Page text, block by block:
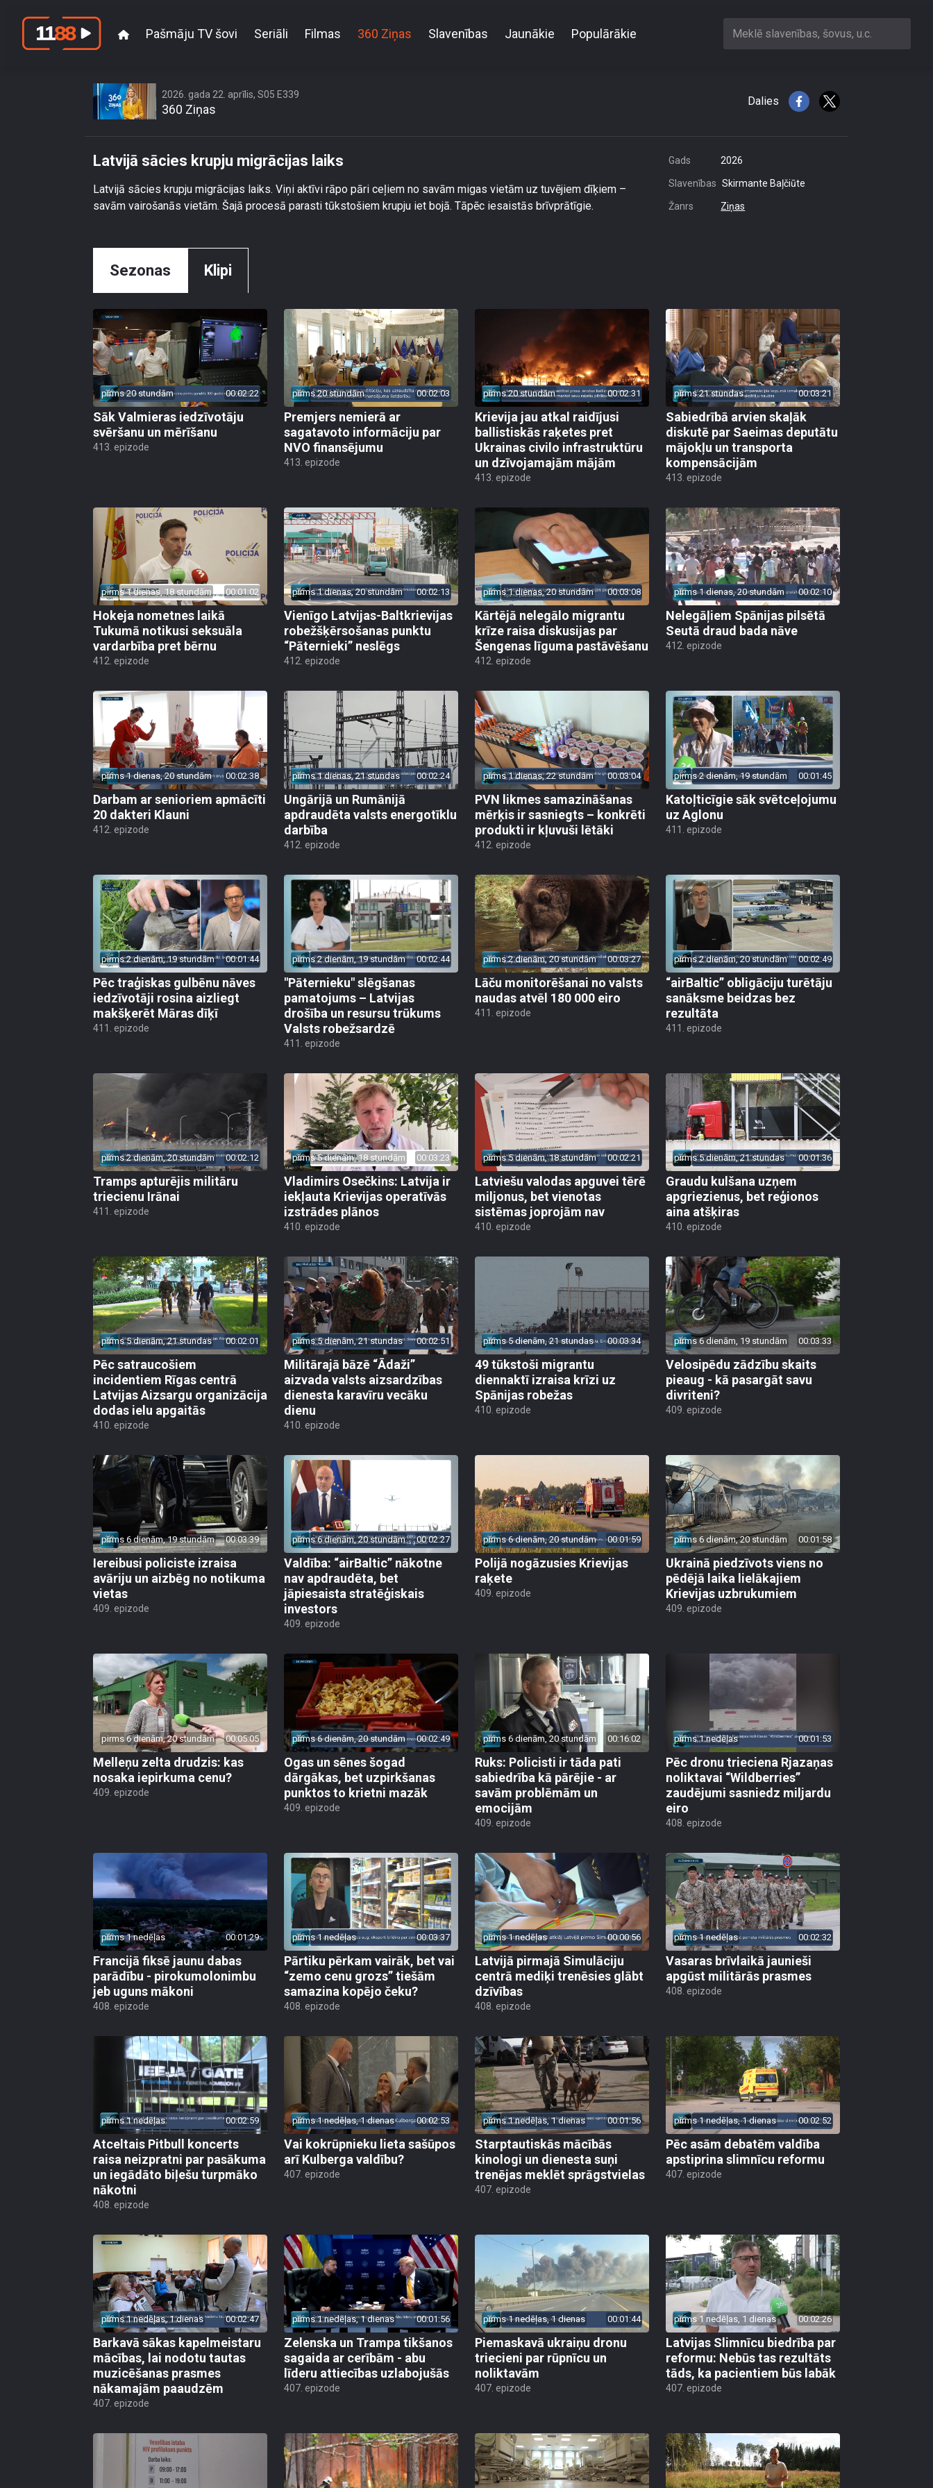
Pašmāju TV šovi Seriāli Filmas 360 Ziņas Slavenības Jaunākie Populārākie Meklē slavenības, šovus, u.c.
2026. gada 22. aprīlis, S05 E339
360 Ziņas
Dalies
Latvijā sācies krupju migrācijas laiks
Latvijā sācies krupju migrācijas laiks. Viņi aktīvi rāpo pāri ceļiem no savām migas vietām uz tuvējiem dīķiem –
savām vairošanās vietām. Šajā procesā parasti tūkstošiem krupju iet bojā. Tāpēc iesaistās brīvprātīgie.
Gads 2026
Slavenības Skirmante Baļčiūte
Žanrs Ziņas
Sezonas Klipi
pirms 20 stundām 00:02:22
Sāk Valmieras iedzīvotāju
svēršanu un mērīšanu
413. epizode
pirms 20 stundām 00:02:03
Premjers nemierā ar
sagatavoto informāciju par
NVO finansējumu
413. epizode
pirms 20 stundām 00:02:31
Krievija jau atkal raidījusi
ballistiskās raķetes pret
Ukrainas civilo infrastruktūru
un dzīvojamajām mājām
413. epizode
pirms 21 stundas 00:03:21
Sabiedrībā arvien skaļāk
diskutē par Saeimas deputātu
mājokļu un transporta
kompensācijām
413. epizode
pirms 1 dienas, 18 stundām 00:01:02
Hokeja nometnes laikā
Tukumā notikusi seksuāla
vardarbība pret bērnu
412. epizode
pirms 1 dienas, 20 stundām 00:02:13
Vienīgo Latvijas-Baltkrievijas
robežšķērsošanas punktu
“Pāternieki” neslēgs
412. epizode
pirms 1 dienas, 20 stundām 00:03:08
Kārtējā nelegālo migrantu
krīze raisa diskusijas par
Šengenas līguma pastāvēšanu
412. epizode
pirms 1 dienas, 20 stundām 00:02:10
Nelegāļiem Spānijas pilsētā
Seutā draud bada nāve
412. epizode
pirms 1 dienas, 20 stundām 00:02:38
Darbam ar senioriem apmācīti
20 dakteri Klauni
412. epizode
pirms 1 dienas, 21 stundas 00:02:24
Ungārijā un Rumānijā
apdraudēta valsts energotīklu
darbība
412. epizode
pirms 1 dienas, 22 stundām 00:03:04
PVN likmes samazināšanas
mērķis ir sasniegts – konkrēti
produkti ir kļuvuši lētāki
412. epizode
pirms 2 dienām, 19 stundām 00:01:45
Katoļticīgie sāk svētceļojumu
uz Aglonu
411. epizode
pirms 2 dienām, 19 stundām 00:01:44
Pēc traģiskas gulbēnu nāves
iedzīvotāji rosina aizliegt
makšķerēt Māras dīķī
411. epizode
pirms 2 dienām, 19 stundām 00:02:44
"Pāternieku" slēgšanas
pamatojums – Latvijas
drošība un resursu trūkums
Valsts robežsardzē
411. epizode
pirms 2 dienām, 20 stundām 00:03:27
Lāču monitorēšanai no valsts
naudas atvēl 180 000 eiro
411. epizode
pirms 2 dienām, 20 stundām 00:02:49
“airBaltic” obligāciju turētāju
sanāksme beidzas bez
rezultāta
411. epizode
pirms 2 dienām, 20 stundām 00:02:12
Tramps apturējis militāru
triecienu Irānai
411. epizode
pirms 5 dienām, 18 stundām 00:03:23
Vladimirs Osečkins: Latvija ir
iekļauta Krievijas operatīvās
izstrādes plānos
410. epizode
pirms 5 dienām, 18 stundām 00:02:21
Latviešu valodas apguvei tērē
miljonus, bet vienotas
sistēmas joprojām nav
410. epizode
pirms 5 dienām, 21 stundas 00:01:36
Graudu kulšana uzņem
apgriezienus, bet reģionos
aina atšķiras
410. epizode
pirms 5 dienām, 21 stundas 00:02:01
Pēc satraucošiem
incidentiem Rīgas centrā
Latvijas Aizsargu organizācija
dodas ielu apgaitās
410. epizode
pirms 5 dienām, 21 stundas 00:02:51
Militārajā bāzē “Ādaži”
aizvada valsts aizsardzības
dienesta karavīru vecāku
dienu
410. epizode
pirms 5 dienām, 21 stundas 00:03:34
49 tūkstoši migrantu
diennaktī izraisa krīzi uz
Spānijas robežas
410. epizode
pirms 6 dienām, 19 stundām 00:03:33
Velosipēdu zādzību skaits
pieaug - kā pasargāt savu
divriteni?
409. epizode
pirms 6 dienām, 19 stundām 00:03:39
Iereibusi policiste izraisa
avāriju un aizbēg no notikuma
vietas
409. epizode
pirms 6 dienām, 20 stundām 00:02:27
Valdība: “airBaltic” nākotne
nav apdraudēta, bet
jāpiesaista stratēģiskais
investors
409. epizode
pirms 6 dienām, 20 stundām 00:01:59
Polijā nogāzusies Krievijas
raķete
409. epizode
pirms 6 dienām, 20 stundām 00:01:58
Ukrainā piedzīvots viens no
pēdējā laika lielākajiem
Krievijas uzbrukumiem
409. epizode
pirms 6 dienām, 20 stundām 00:05:05
Melleņu zelta drudzis: kas
nosaka iepirkuma cenu?
409. epizode
pirms 6 dienām, 20 stundām 00:02:49
Ogas un sēnes šogad
dārgākas, bet uzpirkšanas
punktos to krietni mazāk
409. epizode
pirms 6 dienām, 20 stundām 00:16:02
Ruks: Policisti ir tāda pati
sabiedrība kā pārējie - ar
savām problēmām un
emocijām
409. epizode
pirms 1 nedēļas 00:01:53
Pēc dronu trieciena Rjazaņas
noliktavai “Wildberries”
zaudējumi sasniedz miljardu
eiro
408. epizode
pirms 1 nedēļas 00:01:29
Francijā fiksē jaunu dabas
parādību - pirokumolonimbu
jeb uguns mākoni
408. epizode
pirms 1 nedēļas 00:03:37
Pārtiku pērkam vairāk, bet vai
“zemo cenu grozs” tiešām
samazina kopējo čeku?
408. epizode
pirms 1 nedēļas 00:00:56
Latvijā pirmajā Simulāciju
centrā mediķi trenēsies glābt
dzīvības
408. epizode
pirms 1 nedēļas 00:02:32
Vasaras brīvlaikā jaunieši
apgūst militārās prasmes
408. epizode
pirms 1 nedēļas 00:02:59
Atceltais Pitbull koncerts
raisa neizpratni par pasākuma
un iegādāto biļešu turpmāko
nākotni
408. epizode
pirms 1 nedēļas, 1 dienas 00:02:53
Vai kokrūpnieku lieta sašūpos
arī Kulberga valdību?
407. epizode
pirms 1 nedēļas, 1 dienas 00:01:56
Starptautiskās mācībās
kinologi un dienesta suņi
trenējas meklēt sprāgstvielas
407. epizode
pirms 1 nedēļas, 1 dienas 00:02:52
Pēc asām debatēm valdība
apstiprina slimnīcu reformu
407. epizode
pirms 1 nedēļas, 1 dienas 00:02:47
Barkavā sākas kapelmeistaru
mācības, lai nodotu tautas
muzicēšanas prasmes
nākamajām paaudzēm
407. epizode
pirms 1 nedēļas, 1 dienas 00:01:56
Zelenska un Trampa tikšanos
sagaida ar cerībām - abu
līderu attiecības uzlabojušās
407. epizode
pirms 1 nedēļas, 1 dienas 00:01:44
Piemaskavā ukraiņu dronu
triecieni par rūpnīcu un
noliktavām
407. epizode
pirms 1 nedēļas, 1 dienas 00:02:26
Latvijas Slimnīcu biedrība par
reformu: Nebūs tas rezultāts
tāds, ka pacientiem būs labāk
407. epizode